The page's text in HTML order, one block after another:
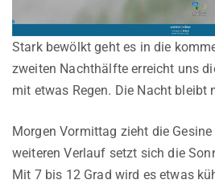
Stark bewölkt geht es in die
zweiten Nachthälfte erreicht uns
mit etwas Regen. Die Nacht bleibt
Morgen Vormittag zieht die
weiteren Verlauf setzt sich die
Mit 7 bis 12 Grad wird es etwas